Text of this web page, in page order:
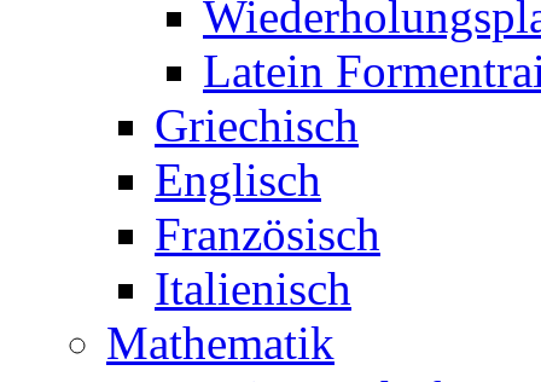
Latein
Griechisch
Englisch
Französisch
Italienisch
Mathematik